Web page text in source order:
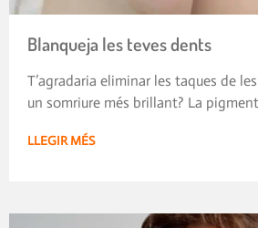
Blanqueja les teves dents
T’agradaria eliminar les taques de
un somriure més brillant? La
LLEGIR MÉS